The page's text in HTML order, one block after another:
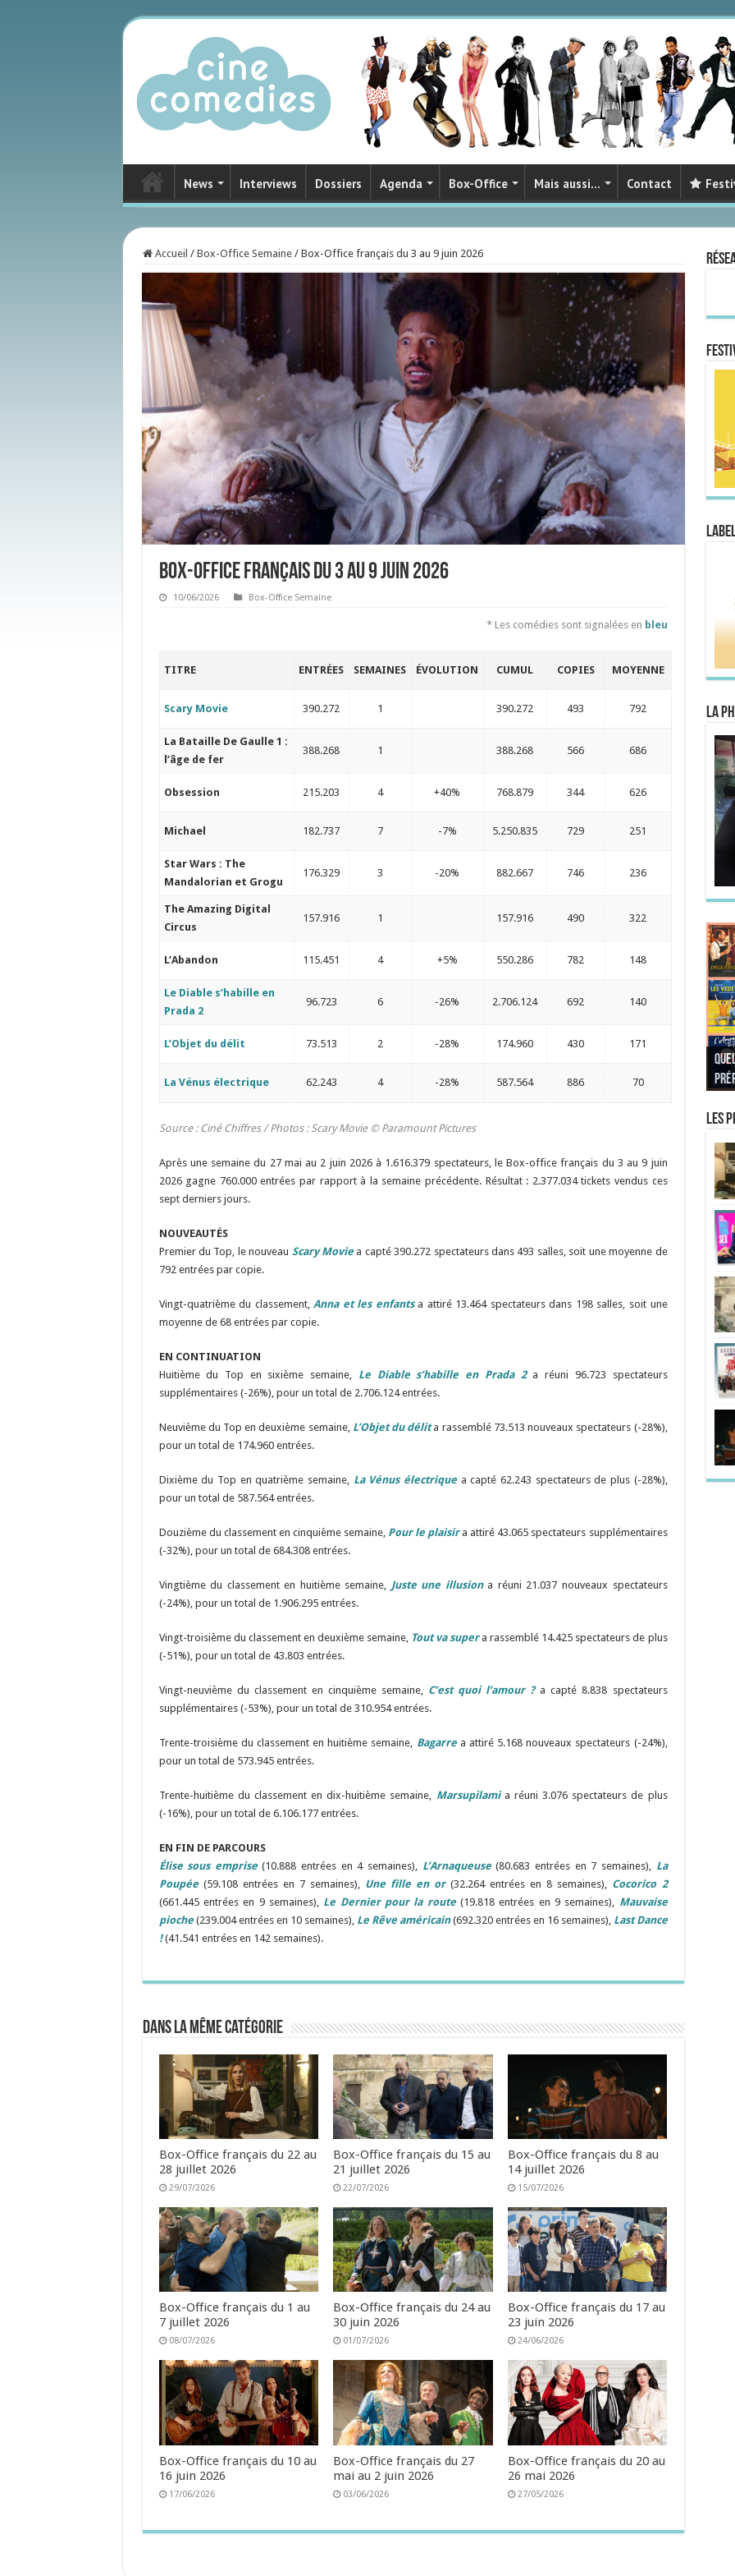
News Interviews Dossiers Agenda Box-Office Mais aussi… Contact
Accueil / Box-Office Semaine / Box-Office français du 3 au 9 juin 2026
Box-Office français du 3 au 9 juin 2026
10/06/2026 Box-Office Semaine
* Les comédies sont signalées en bleu
TITRE ENTRÉES SEMAINES ÉVOLUTION CUMUL COPIES MOYENNE
Scary Movie 390.272 1 390.272 493 792
La Bataille De Gaulle 1 :
l’âge de fer
388.268 1 388.268 566 686
Obsession 215.203 4 +40% 768.879 344 626
Michael 182.737 7 -7% 5.250.835 729 251
Star Wars : The
Mandalorian et Grogu
176.329 3 -20% 882.667 746 236
The Amazing Digital
Circus
157.916 1 157.916 490 322
L’Abandon 115.451 4 +5% 550.286 782 148
Le Diable s’habille en
Prada 2
96.723 6 -26% 2.706.124 692 140
L’Objet du délit 73.513 2 -28% 174.960 430 171
La Vénus électrique 62.243 4 -28% 587.564 886 70
Source : Ciné Chiffres /Photos: Scary Movie © Paramount Pictures
Après une semaine du 27 mai au 2 juin 2026 à 1.616.379 spectateurs, le Box-office français du 3 au 9 juin
2026 gagne 760.000 entrées par rapport à la semaine précédente. Résultat : 2.377.034 tickets vendus ces
sept derniers jours.
NOUVEAUTÉS
Premier du Top, le nouveau Scary Moviea capté 390.272 spectateurs dans 493 salles, soit une moyenne de
792 entrées par copie.
Vingt-quatrième du classement,Anna et les enfants a attiré 13.464 spectateurs dans 198 salles, soit une
moyenne de 68 entrées par copie.
EN CONTINUATION
Huitième du Top en sixième semaine, Le Diable s’habille en Prada 2a réuni 96.723 spectateurs
supplémentaires (-26%), pour un total de 2.706.124 entrées.
Neuvième du Top en deuxième semaine, L’Objet du délita rassemblé 73.513 nouveaux spectateurs (-28%),
pour un total de 174.960 entrées.
Dixième du Top en quatrième semaine, La Vénus électriquea capté 62.243 spectateurs de plus (-28%),
pour un total de 587.564 entrées.
Douzième du classement en cinquième semaine, Pour le plaisira attiré 43.065 spectateurs supplémentaires
(-32%), pour un total de 684.308 entrées.
Vingtième du classement en huitième semaine, Juste une illusiona réuni 21.037 nouveaux spectateurs
(-24%), pour un total de 1.906.295 entrées.
Vingt-troisième du classement en deuxième semaine, Tout va supera rassemblé 14.425 spectateurs de plus
(-51%), pour un total de 43.803 entrées.
Vingt-neuvième du classement en cinquième semaine, C’est quoi l’amour ?a capté 8.838 spectateurs
supplémentaires (-53%), pour un total de 310.954 entrées.
Trente-troisième du classement en huitième semaine, Bagarrea attiré 5.168 nouveaux spectateurs (-24%),
pour un total de 573.945 entrées.
Trente-huitième du classement en dix-huitième semaine, Marsupilamia réuni 3.076 spectateurs de plus
(-16%), pour un total de 6.106.177 entrées.
EN FIN DE PARCOURS
Élise sous emprise(10.888 entrées en 4 semaines), L’Arnaqueuse(80.683 entrées en 7 semaines), La
Poupée(59.108 entrées en 7 semaines), Une fille en or (32.264 entrées en 8 semaines), Cocorico 2
(661.445 entrées en 9 semaines), Le Dernier pour la route(19.818 entrées en 9 semaines), Mauvaise
pioche(239.004 entrées en 10 semaines), Le Rêve américain(692.320 entrées en 16 semaines), Last Dance
! (41.541 entrées en 142 semaines).
Dans la même catégorie
Box-Office français du 22 au
28 juillet 2026
29/07/2026
Box-Office français du 15 au
21 juillet 2026
22/07/2026
Box-Office français du 8 au
14 juillet 2026
15/07/2026
Box-Office français du 1 au
7 juillet 2026
08/07/2026
Box-Office français du 24 au
30 juin 2026
01/07/2026
Box-Office français du 17 au
23 juin 2026
24/06/2026
Box-Office français du 10 au
16 juin 2026
17/06/2026
Box-Office français du 27
mai au 2 juin 2026
03/06/2026
Box-Office français du 20 au
26 mai 2026
27/05/2026
La
Les